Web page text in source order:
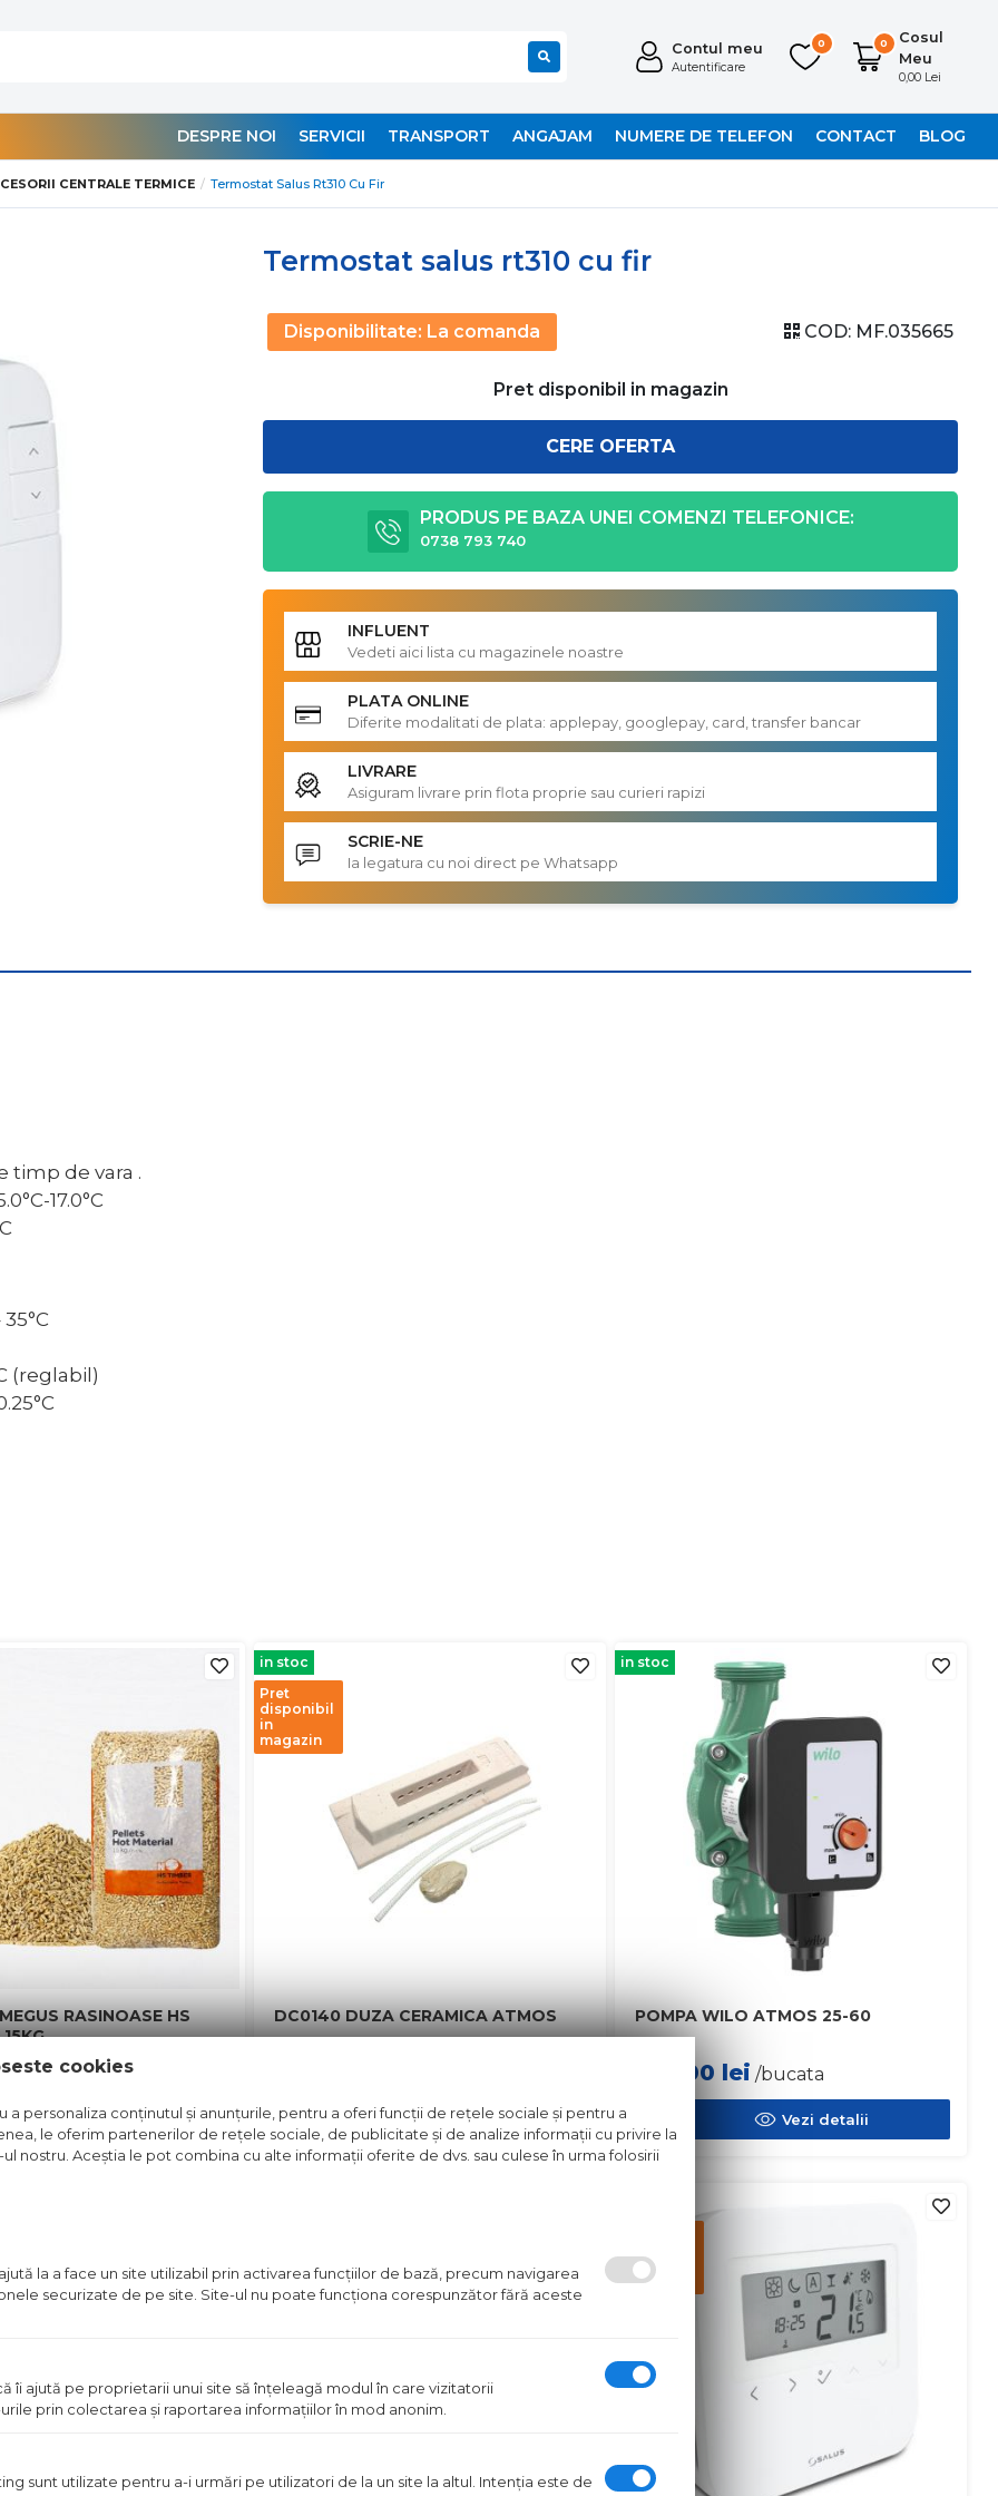
Contul meu
Autentificare
0 0
Cosul
Meu
0,00 Lei
DESPRE NOI SERVICII TRANSPORT ANGAJAM NUMERE DE TELEFON CONTACT BLOG
CENTRALE TERMICE Termostat Salus Rt310 Cu Fir
Termostat salus rt310 cu fir
Disponibilitate: La comanda COD: MF.035665
Pret disponibil in magazin
CERE OFERTA
PRODUS PE BAZA UNEI COMENZI TELEFONICE:
0738 793 740
INFLUENT
Vedeti aici lista cu magazinele noastre
PLATA ONLINE
Diferite modalitati de plata: applepay, googlepay, card, transfer bancar
LIVRARE
Asiguram livrare prin flota proprie sau curieri rapizi
SCRIE-NE
Ia legatura cu noi direct pe Whatsapp
timp de vara .
17.0°C
(reglabil)
RASINOASE HS
disponibil in magazin
Vezi detalii
in stoc
Pret
disponibil
in
magazin
DC0140 DUZA CERAMICA ATMOS
Vezi detalii
in stoc
POMPA WILO ATMOS 25-60
865.00 lei /bucata
Vezi detalii
in
magazin
cookies
a personaliza conținutul și anunțurile, pentru a oferi funcții de rețele sociale și pentru a
le oferim partenerilor de rețele sociale, de publicitate și de analize informații cu privire la
nostru. Aceștia le pot combina cu alte informații oferite de dvs. sau culese în urma folosirii
la a face un site utilizabil prin activarea funcţiilor de bază, precum navigarea
securizate de pe site. Site-ul nu poate funcţiona corespunzător fără aceste
îi ajută pe proprietarii unui site să înţeleagă modul în care vizitatorii
prin colectarea şi raportarea informaţiilor în mod anonim.
sunt utilizate pentru a-i urmări pe utilizatori de la un site la altul. Intenţia este de